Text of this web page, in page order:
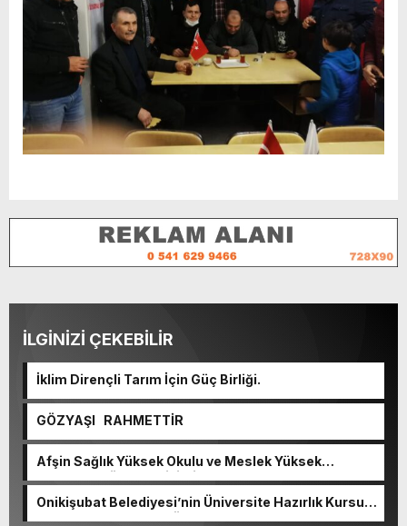
İLGİNİZİ ÇEKEBİLİR
İklim Dirençli Tarım İçin Güç Birliği.
GÖZYAŞI RAHMETTİR
Afşin Sağlık Yüksek Okulu ve Meslek Yüksek
Okulunda görev değişimi!
Onikişubat Belediyesi’nin Üniversite Hazırlık Kursu
başvurularında son gün 7 Ağustos.